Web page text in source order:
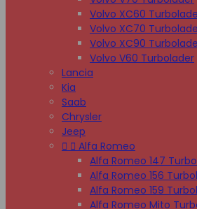
Volvo XC60
Volvo XC70
Volvo XC90
Volvo V60 Turbolader
Lancia
Kia
Saab
Chrysler
Jeep
  Alfa Romeo
Alfa Romeo 147
Alfa Romeo 156
Alfa Romeo 159
Alfa Romeo Mito